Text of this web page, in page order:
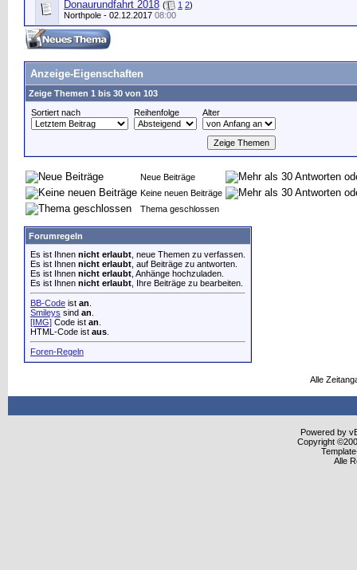
Donaurundfahrt 2018 ( 1 2)
Northpole - 02.12.2017 08:00
Anzeige-Eigenschaften
Zeige Themen 1 bis 30 von 103
Sortiert nach
Reihenfolge Alter
Neue Beiträge
Keine neuen Beiträge
Thema geschlossen
Forumregeln
Es ist Ihnen nicht erlaubt , neue Themen zu verfassen.
Es ist Ihnen nicht erlaubt , auf Beiträge zu antworten.
Es ist Ihnen nicht erlaubt , Anhänge hochzuladen.
Es ist Ihnen nicht erlaubt , Ihre Beiträge zu bearbeiten.
BB-Code ist an
Smileys sind an
[IMG] Code ist an
HTML-Code ist aus
Foren-Regeln
Alle
Powered by
Copyright
Alle